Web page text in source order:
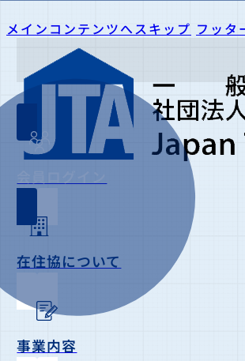
メインコンテンツへスキップ フッタ
在住協について
事業内容